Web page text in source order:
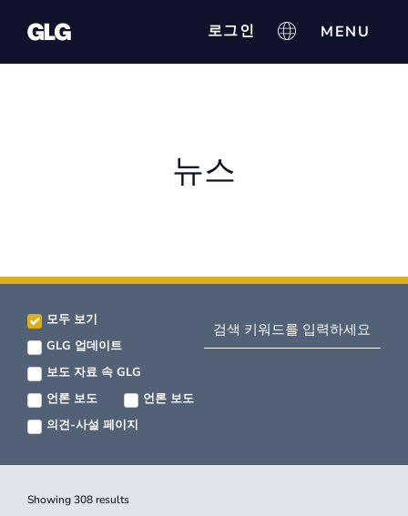
로그인
뉴스
모두 보기
GLG 업데이트
보도 자료 속 GLG
언론 보도
언론 보도
의견-사설 페이지
Showing308results